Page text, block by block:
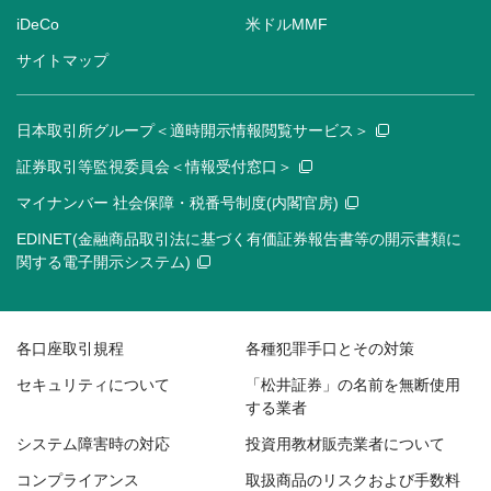
iDeCo 米ドルMMF
サイトマップ
日本取引所グループ＜適時開示情報閲覧サービス＞
証券取引等監視委員会＜情報受付窓口＞
マイナンバー 社会保障・税番号制度(内閣官房)
EDINET(金融商品取引法に基づく有価証券報告書等の開示書類に
関する電子開示システム)
各口座取引規程 各種犯罪手口とその対策
セキュリティについて
「松井証券」の名前を無断使用
する業者
システム障害時の対応 投資用教材販売業者について
コンプライアンス 取扱商品のリスクおよび手数料